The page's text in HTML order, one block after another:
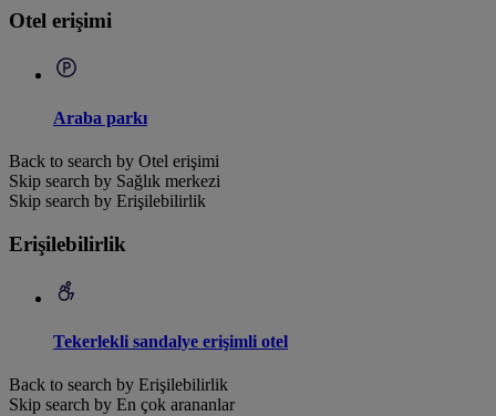
Otel erişimi
Araba parkı
Back to search by Otel erişimi
Skip search by Sağlık merkezi
Skip search by Erişilebilirlik
Erişilebilirlik
Tekerlekli sandalye erişimli otel
Back to search by Erişilebilirlik
Skip search by En çok arananlar